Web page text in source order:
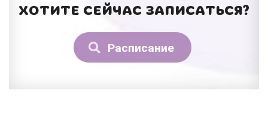
ХОТИТЕ СЕЙЧАС ЗАПИСАТЬСЯ?
Расписание